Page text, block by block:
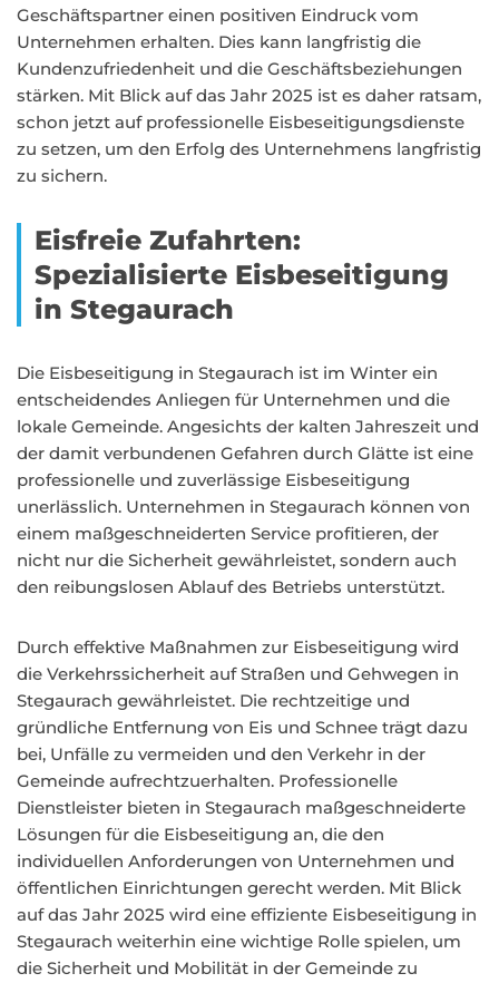
Geschäftspartner einen positiven Eindruck vom
Unternehmen erhalten. Dies kann langfristig die
Kundenzufriedenheit und die Geschäftsbeziehungen
stärken. Mit Blick auf das Jahr 2025 ist es daher ratsam,
schon jetzt auf professionelle Eisbeseitigungsdienste
zu setzen, um den Erfolg des Unternehmens langfristig
zu sichern.
Eisfreie Zufahrten:
Spezialisierte Eisbeseitigung
in Stegaurach
Die Eisbeseitigung in Stegaurach ist im Winter ein
entscheidendes Anliegen für Unternehmen und die
lokale Gemeinde. Angesichts der kalten Jahreszeit und
der damit verbundenen Gefahren durch Glätte ist eine
professionelle und zuverlässige Eisbeseitigung
unerlässlich. Unternehmen in Stegaurach können von
einem maßgeschneiderten Service profitieren, der
nicht nur die Sicherheit gewährleistet, sondern auch
den reibungslosen Ablauf des Betriebs unterstützt.
Durch effektive Maßnahmen zur Eisbeseitigung wird
die Verkehrssicherheit auf Straßen und Gehwegen in
Stegaurach gewährleistet. Die rechtzeitige und
gründliche Entfernung von Eis und Schnee trägt dazu
bei, Unfälle zu vermeiden und den Verkehr in der
Gemeinde aufrechtzuerhalten. Professionelle
Dienstleister bieten in Stegaurach maßgeschneiderte
Lösungen für die Eisbeseitigung an, die den
individuellen Anforderungen von Unternehmen und
öffentlichen Einrichtungen gerecht werden. Mit Blick
auf das Jahr 2025 wird eine effiziente Eisbeseitigung in
Stegaurach weiterhin eine wichtige Rolle spielen, um
die Sicherheit und Mobilität in der Gemeinde zu